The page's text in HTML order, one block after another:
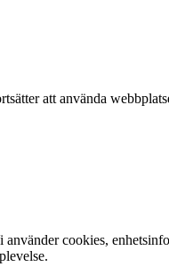
att använda
cookies,